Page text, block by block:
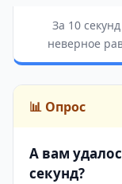
За 10
неверное
📊 Опрос
А вам
секунд?